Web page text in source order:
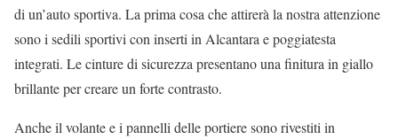
di un’auto sportiva. La prima cosa che attirerà la nostra attenzione
sono i sedili sportivi con inserti in Alcantara e poggiatesta
integrati. Le cinture di sicurezza presentano una finitura in giallo
brillante per creare un forte contrasto.
Anche il volante e i pannelli delle portiere sono rivestiti in